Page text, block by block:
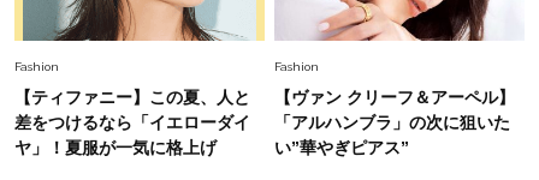
やぐ【甘め黒アイテム】3選
Fashion
【ティファニー】この夏、人と
差をつけるなら「イエローダイ
ヤ」！夏服が一気に格上げ
Fashion
【ヴァン クリーフ＆アーペル】
「アルハンブラ」の次に狙いた
い”華やぎピアス”